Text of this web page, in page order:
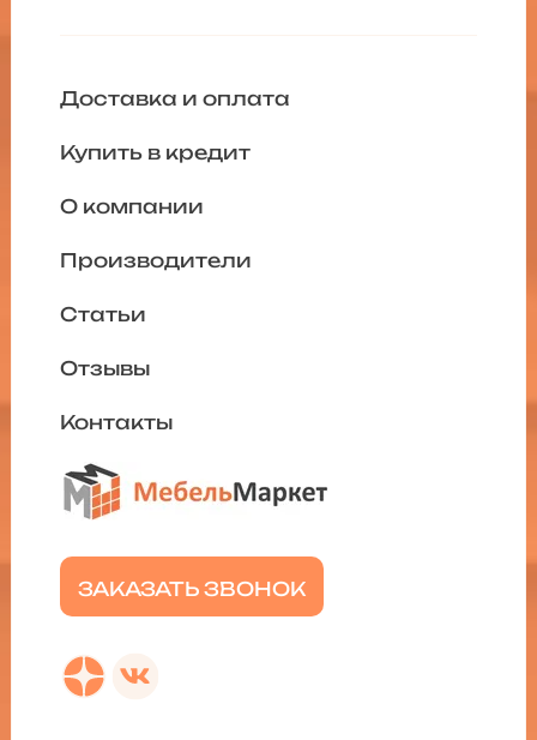
ЗАКАЗАТЬ ЗВОНОК
Доставка и оплата
Купить в кредит
О компании
Производители
Статьи
Отзывы
Контакты